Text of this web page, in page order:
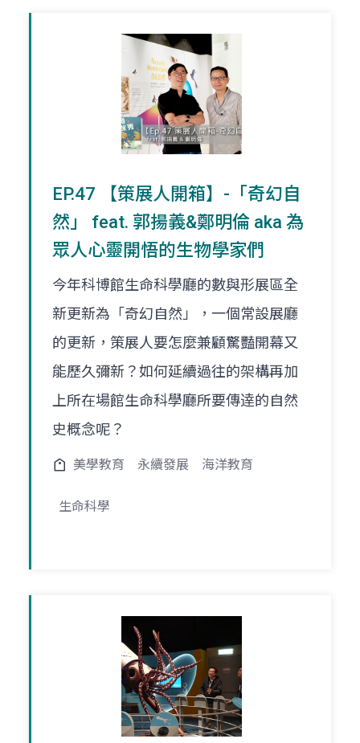
EP.47 【策展人開箱】-「奇幻自
然」 feat. 郭揚義&鄭明倫 aka 為
眾人心靈開悟的生物學家們
今年科博館生命科學廳的數與形展區全
新更新為「奇幻自然」，一個常設展廳
的更新，策展人要怎麼兼顧驚豔開幕又
能歷久彌新？如何延續過往的架構再加
上所在場館生命科學廳所要傳逹的自然
史概念呢？
美學教育 永續發展 海洋教育
生命科學